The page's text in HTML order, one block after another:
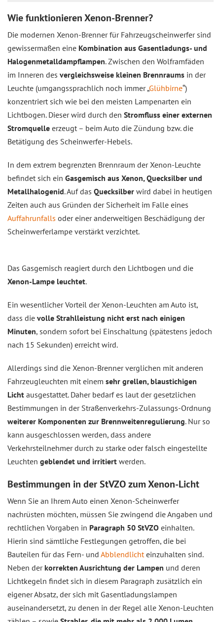
Wie funktionieren Xenon-Brenner?
Die modernen Xenon-Brenner für Fahrzeugscheinwerfer sind
gewissermaßen eine Kombination aus Gasentladungs- und
Halogenmetalldampflampen. Zwischen den Wolframfäden
im Inneren des vergleichsweise kleinen Brennraums in der
Leuchte (umgangssprachlich noch immer „Glühbirne“)
konzentriert sich wie bei den meisten Lampenarten ein
Lichtbogen. Dieser wird durch den Stromfluss einer externen
Stromquelle erzeugt – beim Auto die Zündung bzw. die
Betätigung des Scheinwerfer-Hebels.
In dem extrem begrenzten Brennraum der Xenon-Leuchte
befindet sich ein Gasgemisch aus Xenon, Quecksilber und
Metallhalogenid. Auf das Quecksilber wird dabei in heutigen
Zeiten auch aus Gründen der Sicherheit im Falle eines
Auffahrunfalls oder einer anderweitigen Beschädigung der
Scheinwerferlampe verstärkt verzichtet.
Das Gasgemisch reagiert durch den Lichtbogen und die
Xenon-Lampe leuchtet.
Ein wesentlicher Vorteil der Xenon-Leuchten am Auto ist,
dass die volle Strahlleistung nicht erst nach einigen
Minuten, sondern sofort bei Einschaltung (spätestens jedoch
nach 15 Sekunden) erreicht wird.
Allerdings sind die Xenon-Brenner verglichen mit anderen
Fahrzeugleuchten mit einem sehr grellen, blaustichigen
Licht ausgestattet. Daher bedarf es laut der gesetzlichen
Bestimmungen in der Straßenverkehrs-Zulassungs-Ordnung
weiterer Komponenten zur Brennweitenregulierung. Nur so
kann ausgeschlossen werden, dass andere
Verkehrsteilnehmer durch zu starke oder falsch eingestellte
Leuchten geblendet und irritiert werden.
Bestimmungen in der StVZO zum Xenon-Licht
Wenn Sie an Ihrem Auto einen Xenon-Scheinwerfer
nachrüsten möchten, müssen Sie zwingend die Angaben und
rechtlichen Vorgaben in Paragraph 50 StVZO einhalten.
Hierin sind sämtliche Festlegungen getroffen, die bei
Bauteilen für das Fern- und Abblendlichteinzuhalten sind.
Neben der korrekten Ausrichtung der Lampen und deren
Lichtkegeln findet sich in diesem Paragraph zusätzlich ein
eigener Absatz, der sich mit Gasentladungslampen
auseinandersetzt, zu denen in der Regel alle Xenon-Leuchten